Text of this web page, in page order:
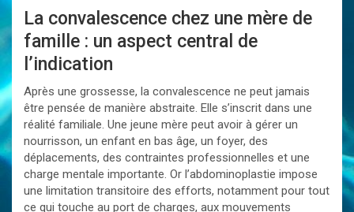
La convalescence chez une mère de
famille : un aspect central de
l’indication
Après une grossesse, la convalescence ne peut jamais
être pensée de manière abstraite. Elle s’inscrit dans une
réalité familiale. Une jeune mère peut avoir à gérer un
nourrisson, un enfant en bas âge, un foyer, des
déplacements, des contraintes professionnelles et une
charge mentale importante. Or l’abdominoplastie impose
une limitation transitoire des efforts, notamment pour tout
ce qui touche au port de charges, aux mouvements